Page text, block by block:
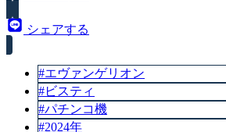
シェアする
#エヴァンゲリオン
#ビスティ
#パチンコ機
#2024年